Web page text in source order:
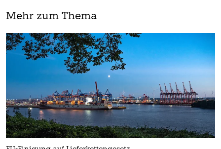
Mehr zum Thema